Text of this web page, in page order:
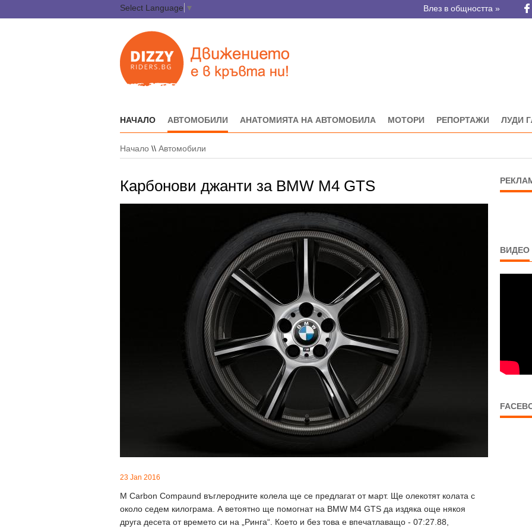
Select Language ▼ Влез в общността »
НАЧАЛО АВТОМОБИЛИ АНАТОМИЯТА НА АВТОМОБИЛА МОТОРИ РЕПОРТАЖИ ЛУДИ
Начало \\ Автомобили
Карбонови джанти за BMW M4 GTS
23 Jan 2016
M Carbon Compaund въглеродните колела ще се предлагат от март. Ще олекотят колата с
около седем килограма. А ветоятно ще помогнат на BMW M4 GTS да издяка още някоя
друга десета от времето си на „Ринга“. Което и без това е впечатлаващо - 07:27.88,
ВИДЕО